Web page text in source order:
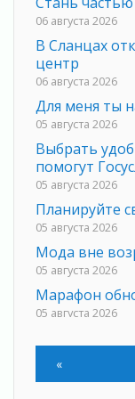
06 августа 2026
В Сланцах
центр
06 августа 2026
Для меня ты
05 августа 2026
Выбрать
помогут
05 августа 2026
Планируйте
05 августа 2026
Мода вне
05 августа 2026
Марафон
05 августа 2026
С заботой о
«